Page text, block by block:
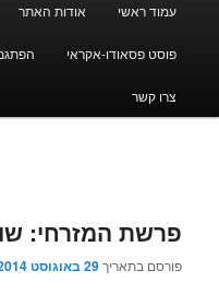
עמוד ראשי אודות האתר
פוסט פסאודו-אקראי
צרו קשר
פרשת המזרחי:
פורסם בתאריך29 באוגוסט 2014